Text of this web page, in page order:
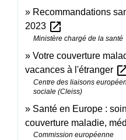
Recommandations
2023 open_in_new
Ministère chargé de la santé
Votre couverture
vacances à l'étranger
Centre des liaisons
sociale (Cleiss)
Santé en Europe :
couverture maladie,
Commission européenne